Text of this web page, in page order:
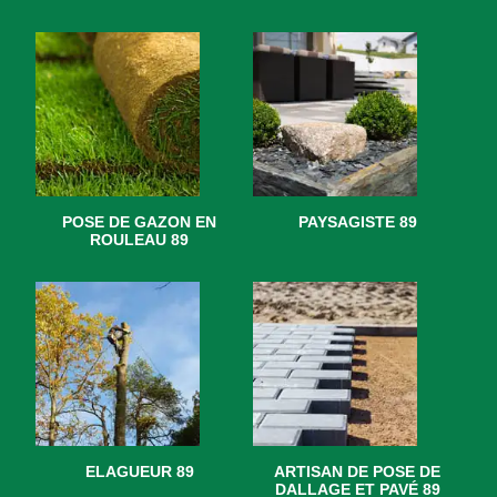
POSE DE GAZON EN
ROULEAU 89
PAYSAGISTE 89
ELAGUEUR 89
ARTISAN DE POSE DE
DALLAGE ET PAVÉ 89